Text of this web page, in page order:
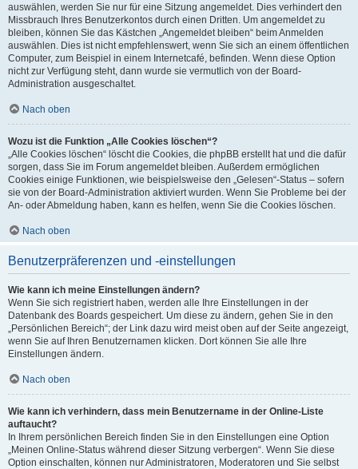
auswählen, werden Sie nur für eine Sitzung angemeldet. Dies verhindert den
Missbrauch Ihres Benutzerkontos durch einen Dritten. Um angemeldet zu
bleiben, können Sie das Kästchen „Angemeldet bleiben“ beim Anmelden
auswählen. Dies ist nicht empfehlenswert, wenn Sie sich an einem öffentlichen
Computer, zum Beispiel in einem Internetcafé, befinden. Wenn diese Option
nicht zur Verfügung steht, dann wurde sie vermutlich von der Board-
Administration ausgeschaltet.
Nach oben
Wozu ist die Funktion „Alle Cookies löschen“?
„Alle Cookies löschen“ löscht die Cookies, die phpBB erstellt hat und die dafür
sorgen, dass Sie im Forum angemeldet bleiben. Außerdem ermöglichen
Cookies einige Funktionen, wie beispielsweise den „Gelesen“-Status – sofern
sie von der Board-Administration aktiviert wurden. Wenn Sie Probleme bei der
An- oder Abmeldung haben, kann es helfen, wenn Sie die Cookies löschen.
Nach oben
Benutzerpräferenzen und -einstellungen
Wie kann ich meine Einstellungen ändern?
Wenn Sie sich registriert haben, werden alle Ihre Einstellungen in der
Datenbank des Boards gespeichert. Um diese zu ändern, gehen Sie in den
„Persönlichen Bereich“; der Link dazu wird meist oben auf der Seite angezeigt,
wenn Sie auf Ihren Benutzernamen klicken. Dort können Sie alle Ihre
Einstellungen ändern.
Nach oben
Wie kann ich verhindern, dass mein Benutzername in der Online-Liste
auftaucht?
In Ihrem persönlichen Bereich finden Sie in den Einstellungen eine Option
„Meinen Online-Status während dieser Sitzung verbergen“. Wenn Sie diese
Option einschalten, können nur Administratoren, Moderatoren und Sie selbst